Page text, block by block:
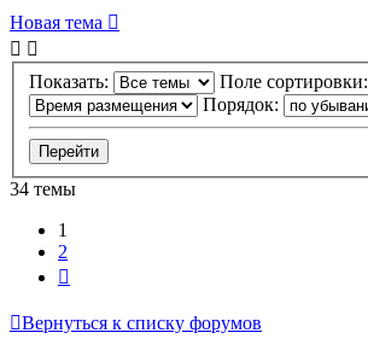
Новая тема
Показать:
Поле сортировки:
Порядок:
34 темы
1
2
Вернуться к списку форумов